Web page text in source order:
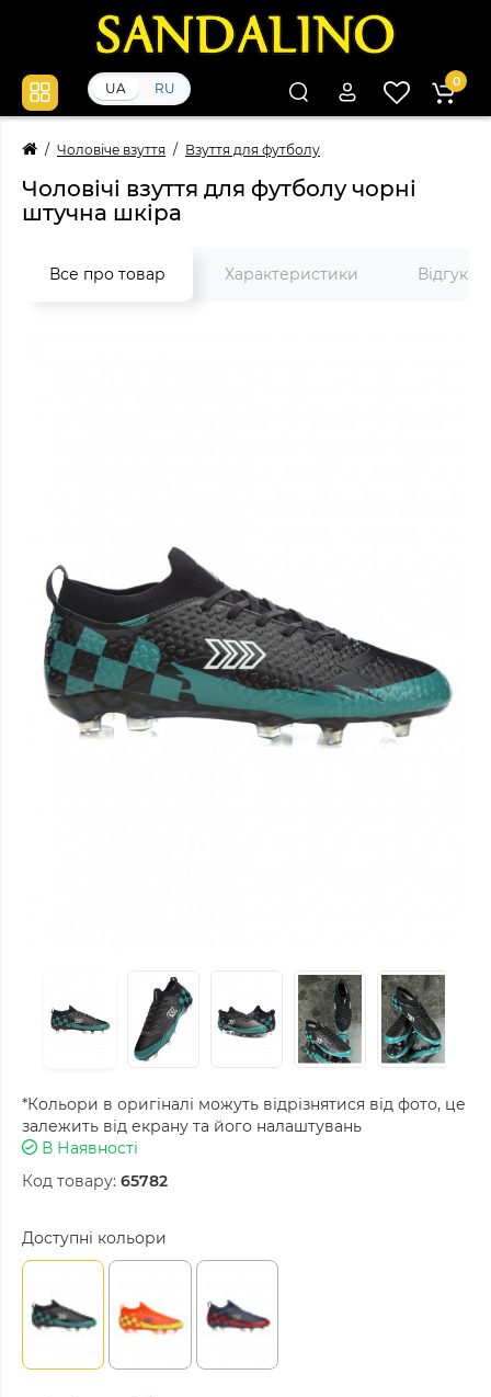
UA RU 0
Чоловіче взуття Взуття для футболу
Чоловічі взуття для футболу чорні
штучна шкіра
Все про товар Характеристики Відгуки
*Кольори в оригіналі можуть відрізнятися від фото, це
залежить від екрану та його налаштувань
В Наявності
Код товару: 65782
Доступні кольори